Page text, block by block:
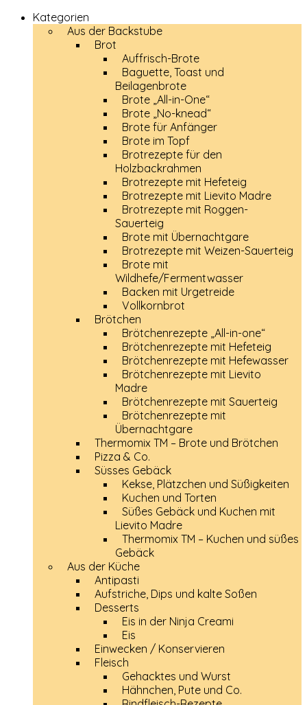
Kategorien
Aus der Backstube
Brot
Auffrisch-Brote
Baguette, Toast und
Beilagenbrote
Brote „All-in-One“
Brote „No-knead“
Brote für Anfänger
Brote im Topf
Brotrezepte für den
Holzbackrahmen
Brotrezepte mit Hefeteig
Brotrezepte mit Lievito Madre
Brotrezepte mit Roggen-
Sauerteig
Brote mit Übernachtgare
Brotrezepte mit Weizen-Sauerteig
Brote mit
Wildhefe/Fermentwasser
Backen mit Urgetreide
Vollkornbrot
Brötchen
Brötchenrezepte „All-in-one“
Brötchenrezepte mit Hefeteig
Brötchenrezepte mit Hefewasser
Brötchenrezepte mit Lievito
Madre
Brötchenrezepte mit Sauerteig
Brötchenrezepte mit
Übernachtgare
Thermomix TM – Brote und Brötchen
Pizza & Co.
Süsses Gebäck
Kekse, Plätzchen und Süßigkeiten
Kuchen und Torten
Süßes Gebäck und Kuchen mit
Lievito Madre
Thermomix TM – Kuchen und süßes
Gebäck
Aus der Küche
Antipasti
Aufstriche, Dips und kalte Soßen
Desserts
Eis in der Ninja Creami
Eis
Einwecken / Konservieren
Fleisch
Gehacktes und Wurst
Hähnchen, Pute und Co.